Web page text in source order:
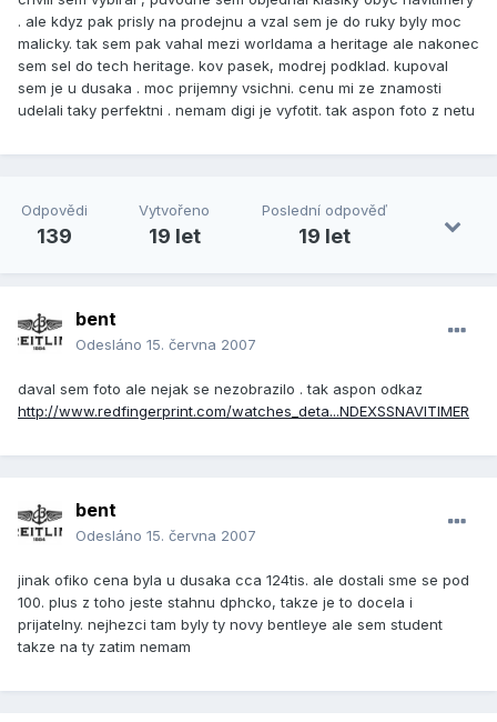
. ale kdyz pak prisly na prodejnu a vzal sem je do ruky byly moc
malicky. tak sem pak vahal mezi worldama a heritage ale nakonec
sem sel do tech heritage. kov pasek, modrej podklad. kupoval
sem je u dusaka . moc prijemny vsichni. cenu mi ze znamosti
udelali taky perfektni . nemam digi je vyfotit. tak aspon foto z netu
Odpovědi
139
Vytvořeno
19 let
Poslední odpověď
19 let
bent
Odesláno 15. června 2007
daval sem foto ale nejak se nezobrazilo . tak aspon odkaz
http://www.redfingerprint.com/watches_deta...NDEXSSNAVITIMER
bent
Odesláno 15. června 2007
jinak ofiko cena byla u dusaka cca 124tis. ale dostali sme se pod
100. plus z toho jeste stahnu dphcko, takze je to docela i
prijatelny. nejhezci tam byly ty novy bentleye ale sem student
takze na ty zatim nemam